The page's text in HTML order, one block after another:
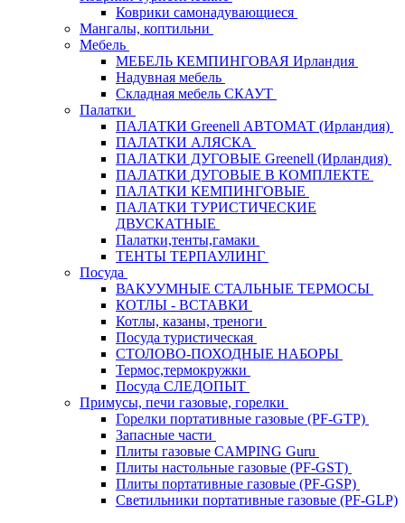
Коврики самонадувающиеся
Мангалы, коптильни
Мебель
МЕБЕЛЬ КЕМПИНГОВАЯ Ирландия
Надувная мебель
Складная мебель СКАУТ
Палатки
ПАЛАТКИ Greenell АВТОМАТ (Ирландия)
ПАЛАТКИ АЛЯСКА
ПАЛАТКИ ДУГОВЫЕ Greenell (Ирландия)
ПАЛАТКИ ДУГОВЫЕ В КОМПЛЕКТЕ
ПАЛАТКИ КЕМПИНГОВЫЕ
ПАЛАТКИ ТУРИСТИЧЕСКИЕ
ДВУСКАТНЫЕ
Палатки,тенты,гамаки
ТЕНТЫ ТЕРПАУЛИНГ
Посуда
ВАКУУМНЫЕ СТАЛЬНЫЕ ТЕРМОСЫ
КОТЛЫ - ВСТАВКИ
Котлы, казаны, треноги
Посуда туристическая
СТОЛОВО-ПОХОДНЫЕ НАБОРЫ
Термос,термокружки
Посуда СЛЕДОПЫТ
Примусы, печи газовые, горелки
Горелки портативные газовые (PF-GTP)
Запасные части
Плиты газовые CAMPING Guru
Плиты настольные газовые (PF-GST)
Плиты портативные газовые (PF-GSP)
Светильники портативные газовые (PF-GLP)